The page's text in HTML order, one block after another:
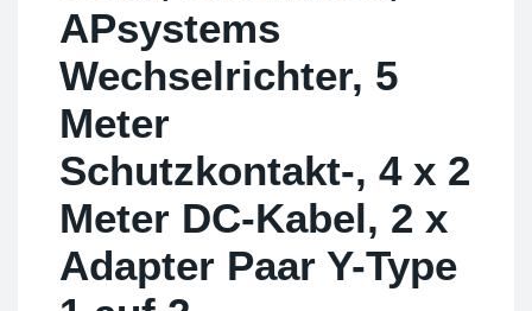
APsystems
Wechselrichter, 5
Meter
Schutzkontakt-, 4 x 2
Meter DC-Kabel, 2 x
Adapter Paar Y-Type